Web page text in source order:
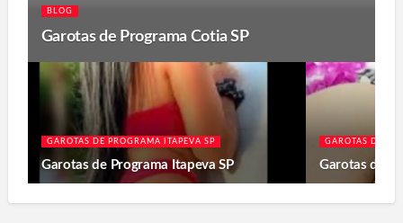
BLOG
Garotas de Programa Cotia SP
GAROTAS DE PROGRAMA ITAPEVA SP
Garotas de Programa Itapeva SP
GAROTAS DE
Garotas de